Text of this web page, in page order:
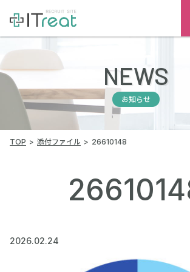
NEWS
お知らせ
TOP 添付ファイル 26610148
2026.02.24